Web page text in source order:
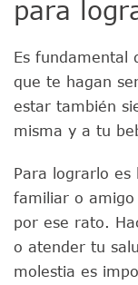
para
Es fundamental
que te hagan
estar también
misma y a tu
Para lograrlo es
familiar o amigo
por ese rato.
o atender tu
molestia es